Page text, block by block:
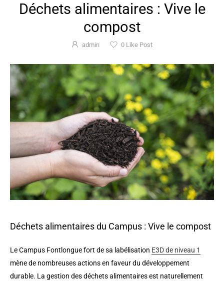
Déchets alimentaires : Vive le
compost
admin 0Like Post
Déchets alimentaires du Campus : Vive le compost
Le Campus Fontlongue fort de sa labélisation E3D de niveau 1
mène de nombreuses actions en faveur du développement
durable. La gestion des déchets alimentaires est naturellement